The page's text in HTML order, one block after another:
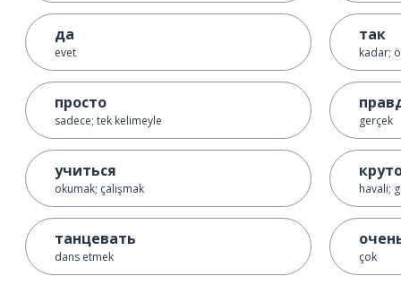
да
evet
просто
sadece; tek kelimeyle
учиться
okumak; çalışmak
танцевать
dans etmek
так
kadar;
gerçek
havali;
çok